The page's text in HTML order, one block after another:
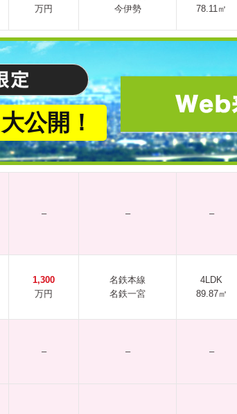
万円
今伊勢
78.11㎡
大公開！
– – –
1,300
万円
名鉄本線
名鉄一宮
4LDK
89.87㎡
– – –